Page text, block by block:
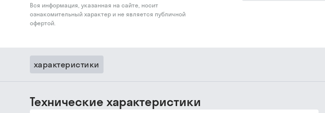
Вся информация, указанная на сайте, носит
ознакомительный характер и не является публичной
офертой.
характеристики
Технические характеристики